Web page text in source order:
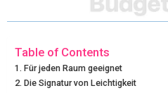
W
T
E
O
Table of Contents
Für jeden Raum geeignet
Die Signatur von Leichtigkeit